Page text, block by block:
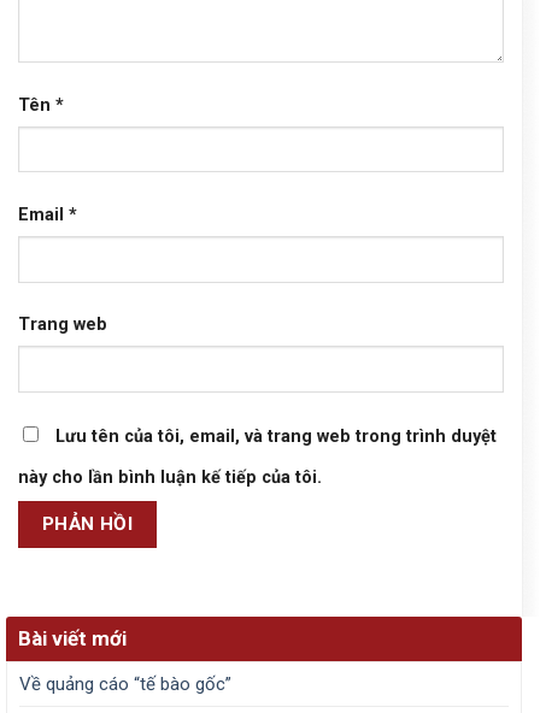
Tên *
Email *
Trang web
Lưu tên của tôi, email, và trang web trong trình duyệt
này cho lần bình luận kế tiếp của tôi.
Bài viết mới
Về quảng cáo “tế bào gốc”